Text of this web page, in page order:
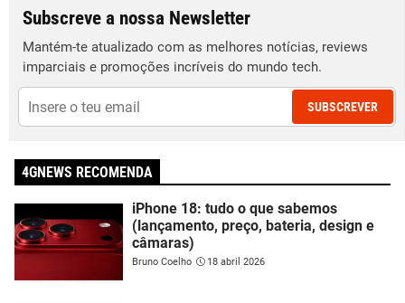
Subscreve a nossa Newsletter
Mantém-te atualizado com as melhores notícias, reviews
imparciais e promoções incríveis do mundo tech.
SUBSCREVER
4GNEWS RECOMENDA
iPhone 18: tudo o que sabemos
(lançamento, preço, bateria, design e
câmaras)
Bruno Coelho 18 abril 2026